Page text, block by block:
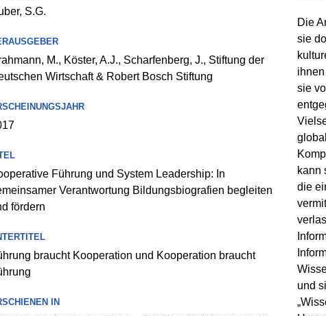
S.G.
M., Köster, A.J., Scharfenberg, J., Stiftung der
Wirtschaft & Robert Bosch Stiftung
Führung und System Leadership: In
Verantwortung Bildungsbiografien begleiten
fördern
braucht Kooperation und Kooperation braucht
IN
Die
sie
sie
kann
die
und